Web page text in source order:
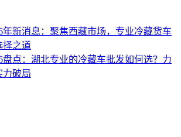
年新消息：聚焦西藏市场，专业冷藏货车
择之道
盘点：湖北专业的冷藏车批发如何选？力
力破局